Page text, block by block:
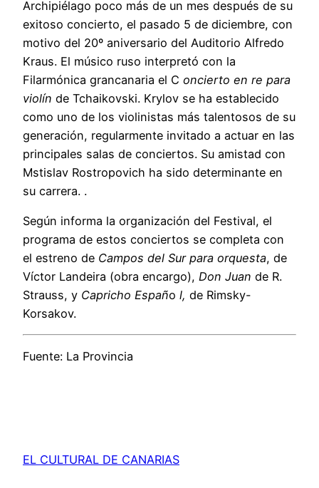
Archipiélago poco más de un mes después de su
exitoso concierto, el pasado 5 de diciembre, con
motivo del 20º aniversario del Auditorio Alfredo
Kraus. El músico ruso interpretó con la
Filarmónica grancanaria el C oncierto en re para
violín de Tchaikovski. Krylov se ha establecido
como uno de los violinistas más talentosos de su
generación, regularmente invitado a actuar en las
principales salas de conciertos. Su amistad con
Mstislav Rostropovich ha sido determinante en
su carrera. .
Según informa la organización del Festival, el
programa de estos conciertos se completa con
el estreno de Campos del Sur para orquesta, de
Víctor Landeira (obra encargo), Don Juan de R.
Strauss, y Capricho Españo l, de Rimsky-
Korsakov.
Fuente: La Provincia
EL CULTURAL DE CANARIAS